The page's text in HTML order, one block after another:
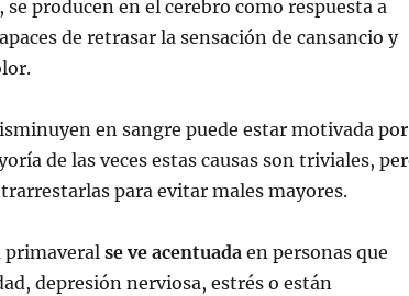
producen en el cerebro como respuesta a
de retrasar la sensación de cansancio y
en sangre puede estar motivada por
de las veces estas causas son triviales,
para evitar males mayores.
primaveralse ve acentuadaen personas que
depresión nerviosa, estrés o están